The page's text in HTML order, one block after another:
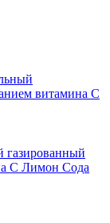
витамина C
газированный
C Лимон Сода